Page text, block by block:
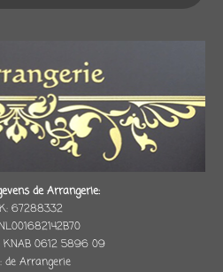
de Arrangerie:
67288332
KNAB 0612 5896 09
de Arrangerie